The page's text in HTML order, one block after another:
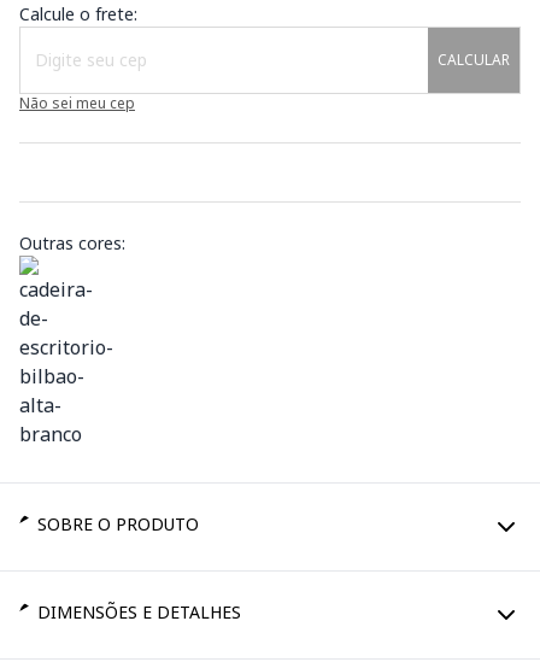
Calcule o frete:
CALCULAR
Não sei meu cep
Outras cores:
SOBRE O PRODUTO
DIMENSÕES E DETALHES